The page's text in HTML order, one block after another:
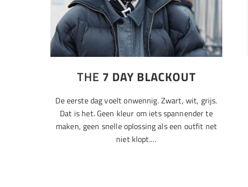
THE 7 DAY BLACKOUT
De eerste dag voelt onwennig. Zwart, wit, grijs.
Dat is het. Geen kleur om iets spannender te
maken, geen snelle oplossing als een outfit net
niet klopt.…